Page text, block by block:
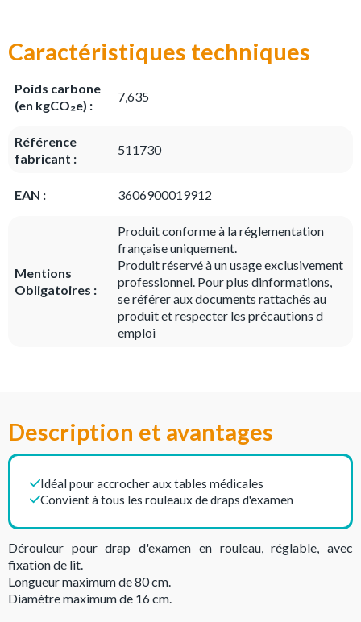
Caractéristiques techniques
Poids carbone
(en kgCO₂e) :
7,635
Référence
fabricant :
511730
EAN : 3606900019912
Mentions
Obligatoires :
Produit conforme à la réglementation
française uniquement.
Produit réservé à un usage exclusivement
professionnel. Pour plus dinformations,
se référer aux documents rattachés au
produit et respecter les précautions d
emploi
Description et avantages
Idéal pour accrocher aux tables médicales
Convient à tous les rouleaux de draps d'examen
Dérouleur pour drap d'examen en rouleau, réglable, avec
fixation de lit.
Longueur maximum de 80 cm.
Diamètre maximum de 16 cm.